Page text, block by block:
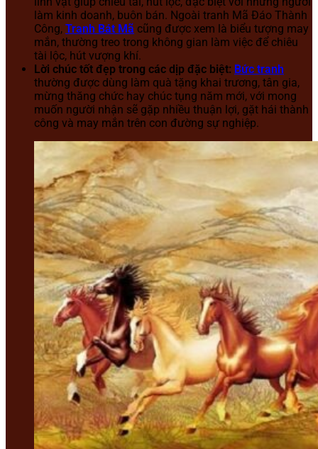
làm kinh doanh, buôn bán. Ngoài tranh Mã Đáo Thành
Công, Tranh Bát Mã cũng được xem là biểu tượng may
mắn, thường treo trong không gian làm việc để chiêu
tài lộc, hút vượng khí.
Lời chúc tốt đẹp trong các dịp đặc biệt: Bức tranh
thường được dùng làm quà tặng khai trương, tân gia,
mừng thăng chức hay chúc tụng năm mới, với mong
muốn người nhận sẽ gặp nhiều thuận lợi, gặt hái thành
công và may mắn trên con đường sự nghiệp.